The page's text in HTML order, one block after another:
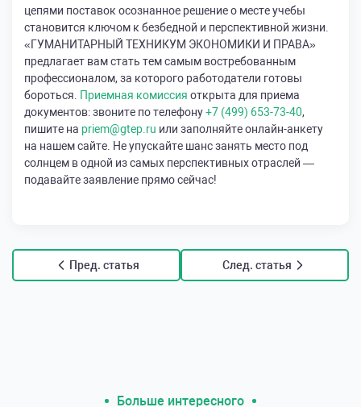
цепями поставок осознанное решение о месте учебы
становится ключом к безбедной и перспективной жизни.
«ГУМАНИТАРНЫЙ ТЕХНИКУМ ЭКОНОМИКИ И ПРАВА»
предлагает вам стать тем самым востребованным
профессионалом, за которого работодатели готовы
бороться.
Приемная комиссия открыта для приема
документов: звоните по телефону+7 (499) 653-73-40,
пишите на priem@gtep.ru или заполняйте онлайн-анкету
на нашем сайте. Не упускайте шанс занять место под
солнцем в одной из самых перспективных отраслей —
подавайте заявление прямо сейчас!
Пред. статья След. статья
Больше интересного